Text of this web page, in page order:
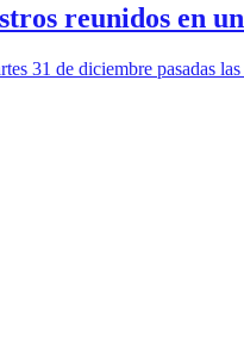
reunidos en
31 de diciembre pasadas